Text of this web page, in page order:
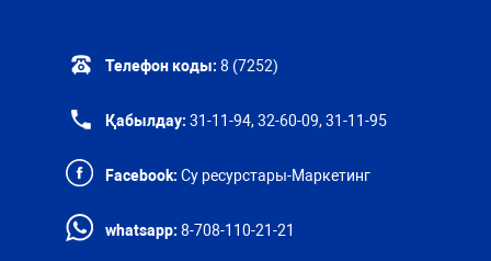
Телефон коды: 8 (7252)
Қабылдау: 31-11-94, 32-60-09, 31-11-95
Facebook: Су ресурстары-Маркетинг
whatsapp: 8-708-110-21-21